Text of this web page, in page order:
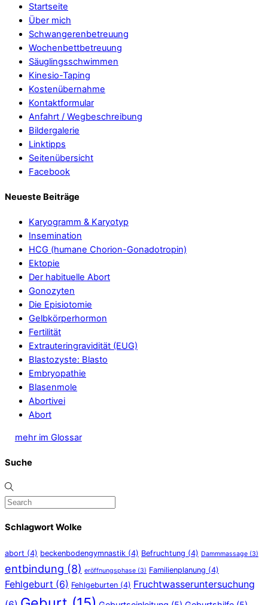
Startseite
Über mich
Schwangerenbetreuung
Wochenbettbetreuung
Säuglingsschwimmen
Kinesio-Taping
Kostenübernahme
Kontaktformular
Anfahrt / Wegbeschreibung
Bildergalerie
Linktipps
Seitenübersicht
Facebook
Neueste Beiträge
Karyogramm & Karyotyp
Insemination
HCG (humane Chorion-Gonadotropin)
Ektopie
Der habituelle Abort
Gonozyten
Die Episiotomie
Gelbkörperhormon
Fertilität
Extrauteringravidität (EUG)
Blastozyste: Blasto
Embryopathie
Blasenmole
Abortivei
Abort
mehr im Glossar
Suche
Schlagwort Wolke
abort (4) beckenbodengymnastik (4) Befruchtung (4) Dammmassage (3)
entbindung (8) eröffnungsphase (3) Familienplanung (4)
Fehlgeburt (6) Fehlgeburten (4) Fruchtwasseruntersuchung